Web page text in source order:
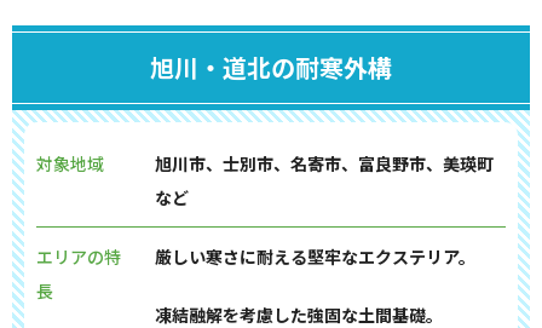
旭川・道北の耐寒外構
対象地域
旭川市、士別市、名寄市、富良野市、美瑛町
など
エリアの特
長
厳しい寒さに耐える堅牢なエクステリア。
凍結融解を考慮した強固な土間基礎。